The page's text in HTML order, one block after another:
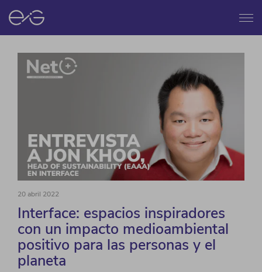
Menú
20 abril 2022
Interface: espacios inspiradores
con un impacto medioambiental
positivo para las personas y el
planeta